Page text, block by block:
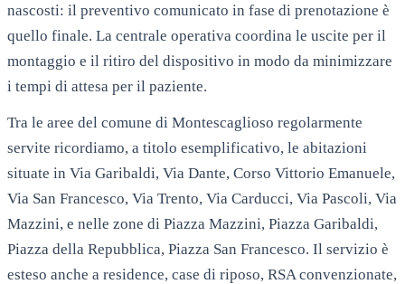
nascosti: il preventivo comunicato in fase di prenotazione è
quello finale. La centrale operativa coordina le uscite per il
montaggio e il ritiro del dispositivo in modo da minimizzare
i tempi di attesa per il paziente.
Tra le aree del comune di Montescaglioso regolarmente
servite ricordiamo, a titolo esemplificativo, le abitazioni
situate in Via Garibaldi, Via Dante, Corso Vittorio Emanuele,
Via San Francesco, Via Trento, Via Carducci, Via Pascoli, Via
Mazzini, e nelle zone di Piazza Mazzini, Piazza Garibaldi,
Piazza della Repubblica, Piazza San Francesco. Il servizio è
esteso anche a residence, case di riposo, RSA convenzionate,